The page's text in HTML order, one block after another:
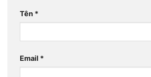
Tên *
Email *